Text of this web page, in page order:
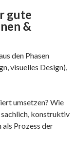
gute
&
den Phasen
visuelles Design),
umsetzen? Wie
konstruktiv
als Prozess der